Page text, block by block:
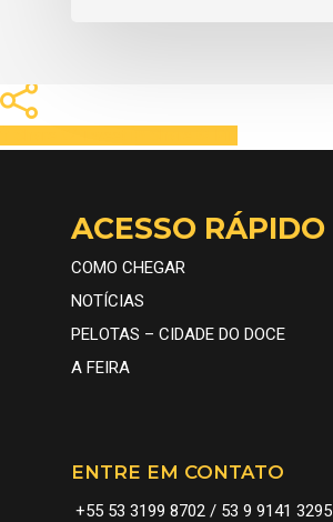
ACESSO RÁPIDO
COMO CHEGAR
NOTÍCIAS
PELOTAS – CIDADE DO DOCE
A FEIRA
ENTRE EM CONTATO
+55 53 3199 8702 / 53 9 9141 3295